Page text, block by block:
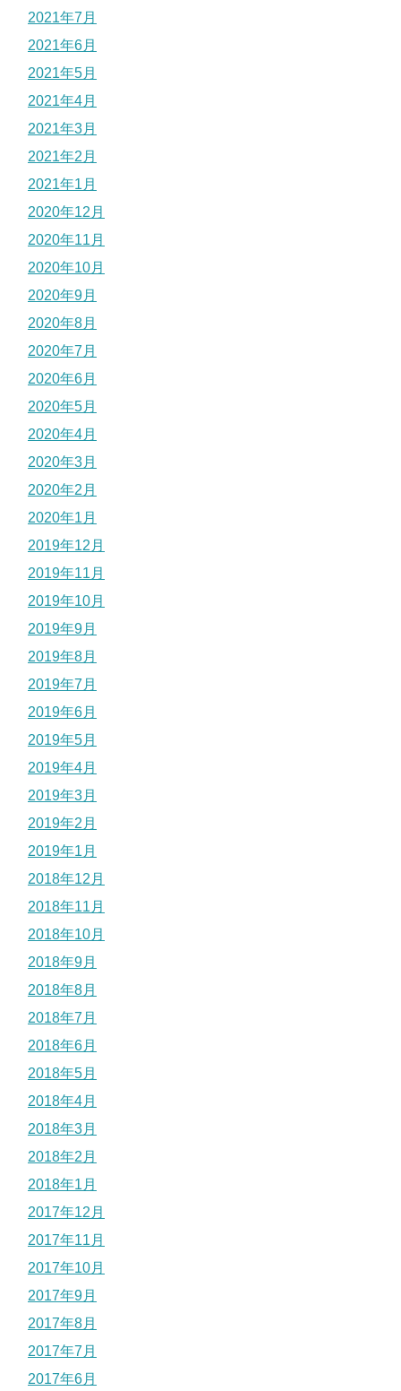
2021年7月
2021年6月
2021年5月
2021年4月
2021年3月
2021年2月
2021年1月
2020年12月
2020年11月
2020年10月
2020年9月
2020年8月
2020年7月
2020年6月
2020年5月
2020年4月
2020年3月
2020年2月
2020年1月
2019年12月
2019年11月
2019年10月
2019年9月
2019年8月
2019年7月
2019年6月
2019年5月
2019年4月
2019年3月
2019年2月
2019年1月
2018年12月
2018年11月
2018年10月
2018年9月
2018年8月
2018年7月
2018年6月
2018年5月
2018年4月
2018年3月
2018年2月
2018年1月
2017年12月
2017年11月
2017年10月
2017年9月
2017年8月
2017年7月
2017年6月